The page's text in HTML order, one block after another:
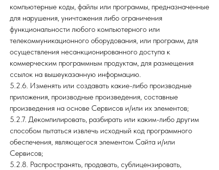
компьютерные коды, файлы или программы, предназначенные
для нарушения, уничтожения либо ограничения
функциональности любого компьютерного или
телекоммуникационного оборудования, или программ, для
осуществления несанкционированного доступа к
коммерческим программным продуктам, для размещения
ссылок на вышеуказанную информацию.
5.2.6. Изменять или создавать какие-либо производные
приложения, производные произведения, составные
произведения на основе Сервисов и/или их элементов;
5.2.7. Декомпилировать, разбирать или каким-либо другим
способом пытаться извлечь исходный код программного
обеспечения, являющегося элементом Сайта и/или
Сервисов;
5.2.8. Распространять, продавать, сублицензировать,